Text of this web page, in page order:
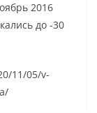
2016
до -30
11/05/v-